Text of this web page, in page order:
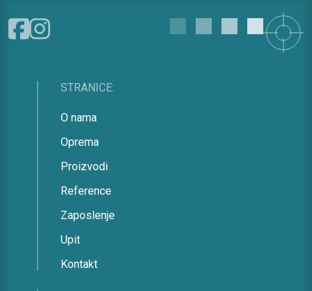
STRANICE:
O nama
Oprema
Proizvodi
Reference
Zaposlenje
Upit
Kontakt